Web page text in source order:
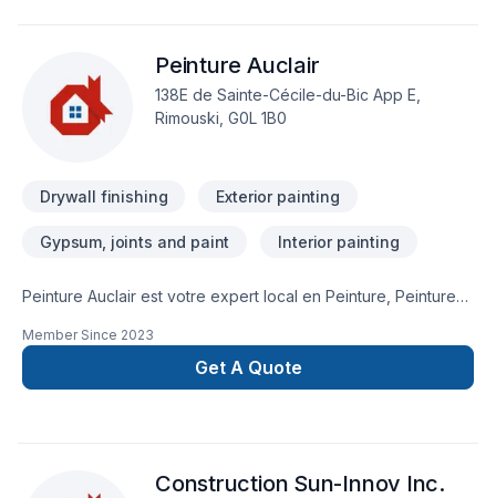
Peinture Auclair
138E de Sainte-Cécile-du-Bic App E,
Rimouski, G0L 1B0
Drywall finishing Exterior painting
Gypsum, joints and paint Interior painting
Peinture Auclair est votre expert local en Peinture, Peinture
Laurent, combinant expérience, innovation et rigueur. Grâce à
notre approche centrée sur le client, nous proposons des
solutions adaptées à vos besoins spécifiques et à votre
besoins et vos aspirations.
Member Since 2023
Get A Quote
Construction Sun-Innov Inc.